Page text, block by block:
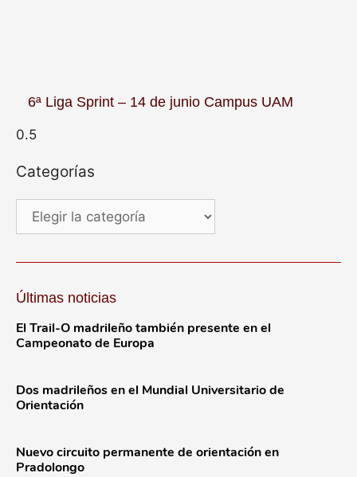
6ª Liga Sprint – 14 de junio Campus UAM
Categorías
Últimas noticias
El Trail-O madrileño también presente en el
Campeonato de Europa
Dos madrileños en el Mundial Universitario de
Orientación
Nuevo circuito permanente de orientación en
Pradolongo